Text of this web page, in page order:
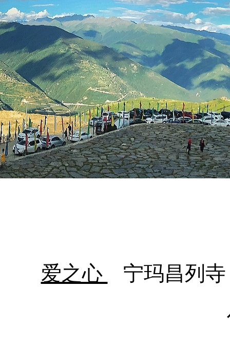
爱之心
宁玛昌列寺